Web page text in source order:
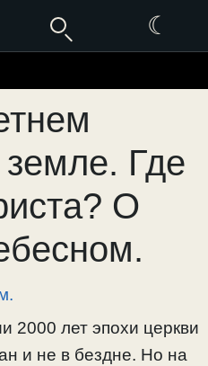
☾
Где
О
2000 лет эпохи церкви
и не в бездне. Но на